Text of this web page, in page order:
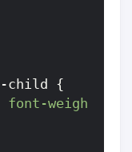
-child {
font-weight